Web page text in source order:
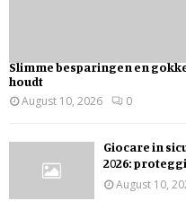
Slimme besparingen en
houdt
August 10, 2026
0
Giocare in
2026:
August 10,